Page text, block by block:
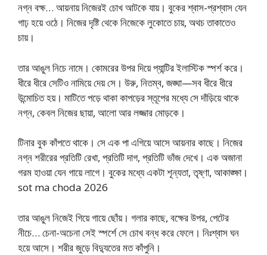
নগ্ন বক্ষ… আয়নায় নিজেরই চোখ আটকে যায়। বুকের শ্বাস-প্রশ্বাস যেন
গাঢ় হয়ে ওঠে। নিজের দৃষ্টি থেকে নিজেকে লুকোতে চায়, অথচ তাকাতেও
চায়।
তার আঙুল নিচে নামে। কোমরের উপর দিয়ে প্যান্টির ইলাস্টিক স্পর্শ করে।
ধীরে ধীরে সেটিও নামিয়ে দেয় সে। উরু, নিতম্ব, জঙ্ঘা—সব ধীরে ধীরে
উন্মোচিত হয়। মাটিতে পড়ে থাকা কাপড়ের স্তূপের মধ্যে সে দাঁড়িয়ে থাকে
নগ্ন, কেবল নিজের ছায়া, আলো আর লজ্জার মোড়কে।
টিনার বুক কাঁপতে থাকে। সে এক পা এগিয়ে আসে আয়নার কাছে। নিজের
নগ্ন শরীরের প্রতিটি রেখা, প্রতিটি দাগ, প্রতিটি ভাঁজ দেখে। এক অজানা
গরম হাওয়া যেন গায়ে লাগে। বুকের মধ্যে একটা শূন্যতা, তৃষ্ণা, আকাঙ্ক্ষা।
sot ma choda 2026
তার আঙুল নিজেই গিয়ে গায়ে ছোঁয়। গলার কাছে, বক্ষের উপর, পেটের
নীচে… চেনা-অচেনা সেই স্পর্শে সে চোখ বন্ধ করে ফেলে। নিঃশ্বাস ঘন
হয়ে আসে। শরীর জুড়ে বিদ্যুতের মত কাঁপুনি।